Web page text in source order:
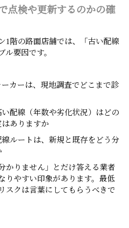
点検や更新するのかの確
1階の路面店舗では、「古い配線
ル要因です。
カーは、現地調査でどこまで診
配線（年数や劣化状況）はどの
ありますか
ルートは、新規と既存をどう分
かりません」とだけ答える業者
りやすい印象があります。最低
スクは言葉にしてもらうべきで